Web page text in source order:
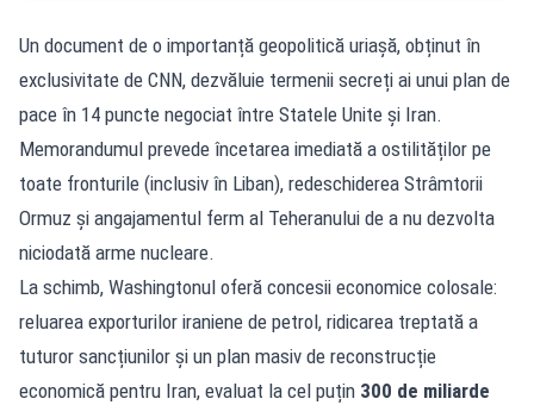
Un document de o importanță geopolitică uriașă, obținut în
exclusivitate de CNN, dezvăluie termenii secreți ai unui plan de
pace în 14 puncte negociat între Statele Unite și Iran.
Memorandumul prevede încetarea imediată a ostilităților pe
toate fronturile (inclusiv în Liban), redeschiderea Strâmtorii
Ormuz și angajamentul ferm al Teheranului de a nu dezvolta
niciodată arme nucleare.
La schimb, Washingtonul oferă concesii economice colosale:
reluarea exporturilor iraniene de petrol, ridicarea treptată a
tuturor sancțiunilor și un plan masiv de reconstrucție
economică pentru Iran, evaluat la cel puțin 300 de miliarde